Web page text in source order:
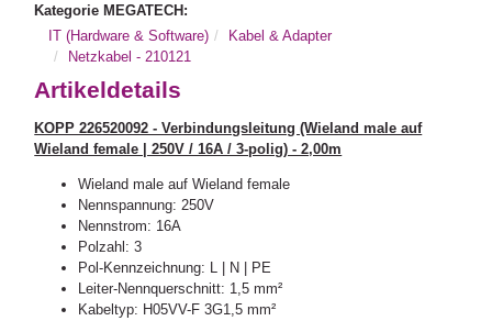
Kategorie MEGATECH:
IT (Hardware & Software)
Kabel & Adapter
Netzkabel - 210121
Artikeldetails
KOPP 226520092 - Verbindungsleitung (Wieland male auf
Wieland female | 250V / 16A / 3-polig) - 2,00m
Wieland male auf Wieland female
Nennspannung: 250V
Nennstrom: 16A
Polzahl: 3
Pol-Kennzeichnung: L | N | PE
Leiter-Nennquerschnitt: 1,5 mm²
Kabeltyp: H05VV-F 3G1,5 mm²